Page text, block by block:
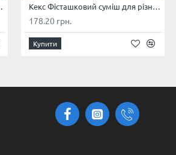
(фасування 1 кг) Кекс Фісташковий суміш для різних видів масляних кексів, бісквітів (фасування 1 кг)
178.20 грн.
Купити